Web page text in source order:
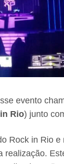
evento
Rio) junto
Rock in Rio